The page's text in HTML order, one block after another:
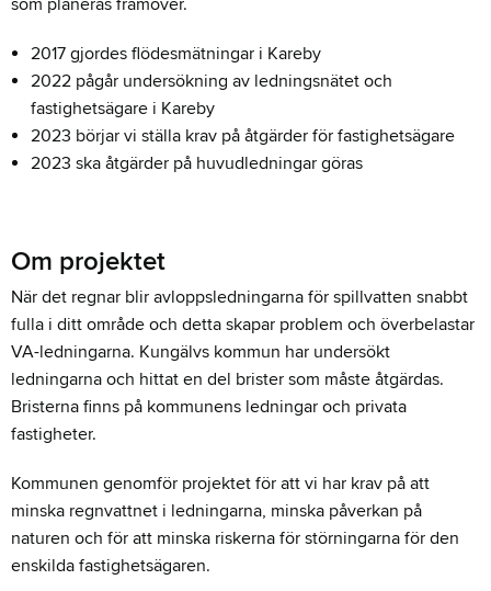
som planeras framöver.
2017 gjordes flödesmätningar i Kareby
2022 pågår undersökning av ledningsnätet och
fastighetsägare i Kareby
2023 börjar vi ställa krav på åtgärder för fastighetsägare
2023 ska åtgärder på huvudledningar göras
Om projektet
När det regnar blir avloppsledningarna för spillvatten snabbt
fulla i ditt område och detta skapar problem och överbelastar
VA-ledningarna. Kungälvs kommun har undersökt
ledningarna och hittat en del brister som måste åtgärdas.
Bristerna finns på kommunens ledningar och privata
fastigheter.
Kommunen genomför projektet för att vi har krav på att
minska regnvattnet i ledningarna, minska påverkan på
naturen och för att minska riskerna för störningarna för den
enskilda fastighetsägaren.